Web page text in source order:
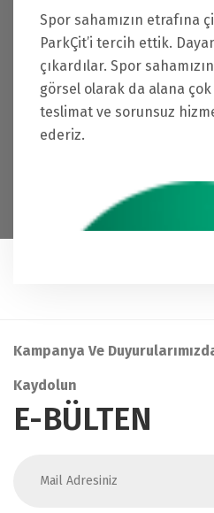
Spor sahamızın etrafına
ParkÇit’i tercih ettik.
çıkardılar. Spor
görsel olarak da alana çok
teslimat ve sorunsuz
ederiz.
Kampanya Ve
Kaydolun
E-BÜLTEN